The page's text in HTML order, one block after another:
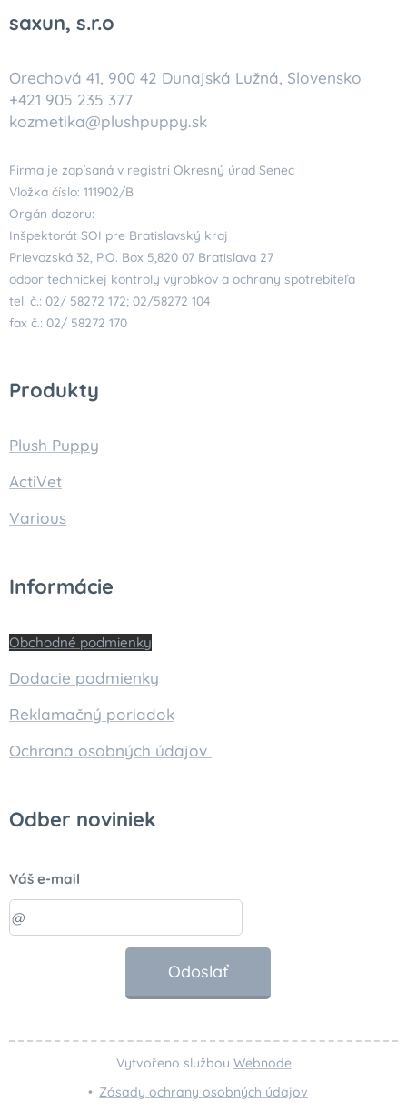
saxun, s.r.o
Orechová 41, 900 42 Dunajská Lužná, Slovensko
+421 905 235 377
kozmetika@plushpuppy.sk
Firma je zapísaná v registri Okresný úrad Senec
Vložka číslo: 111902/B
Orgán dozoru:
Inšpektorát SOI pre Bratislavský kraj
Prievozská 32, P.O. Box 5,820 07 Bratislava 27
odbor technickej kontroly výrobkov a ochrany spotrebiteľa
tel. č.: 02/ 58272 172; 02/58272 104
fax č.: 02/ 58272 170
Produkty
Plush Puppy
ActiVet
Various
Informácie
Obchodné podmienky
Dodacie podmienky
Reklamačný poriadok
Ochrana osobných údajov
Odber noviniek
Váš e-mail
Odoslať
Vytvořeno službou Webnode
Zásady ochrany osobných údajov